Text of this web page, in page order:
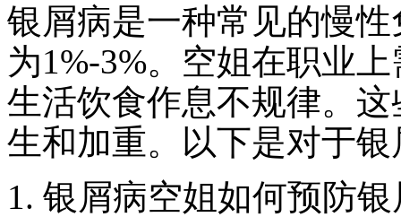
银屑病是一种常见的慢
为1%-3%。空姐在职业
生活饮食作息不规律。
生和加重。以下是对于
1. 银屑病空姐如何预防